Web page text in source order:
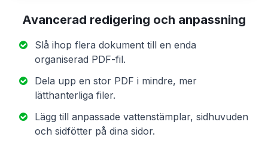
Avancerad redigering och anpassning
Slå ihop flera dokument till en enda
organiserad PDF-fil.
Dela upp en stor PDF i mindre, mer
lätthanterliga filer.
Lägg till anpassade vattenstämplar, sidhuvuden
och sidfötter på dina sidor.